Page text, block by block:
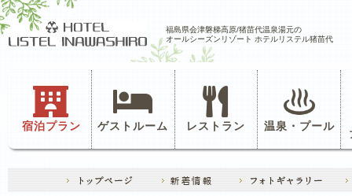
福島県会津磐梯高原/猪苗代温泉湯元の
オールシーズンリゾート ホテルリステル猪苗代
宿泊プラン ゲストルーム レストラン 温泉・プール